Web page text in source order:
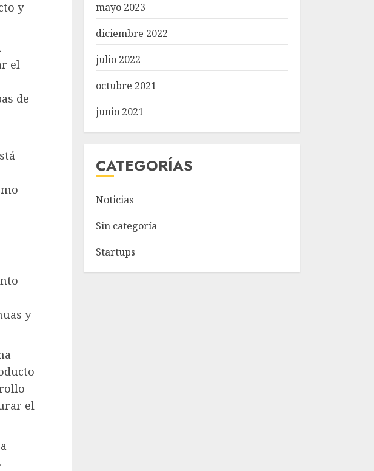
y
el
de
y
el
mayo 2023
diciembre 2022
julio 2022
octubre 2021
junio 2021
CATEGORÍAS
Noticias
Sin categoría
Startups